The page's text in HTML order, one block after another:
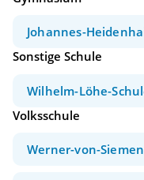
Johannes-
Sonstige Schule
Wilhelm-Löhe-
Volksschule
Werner-von-